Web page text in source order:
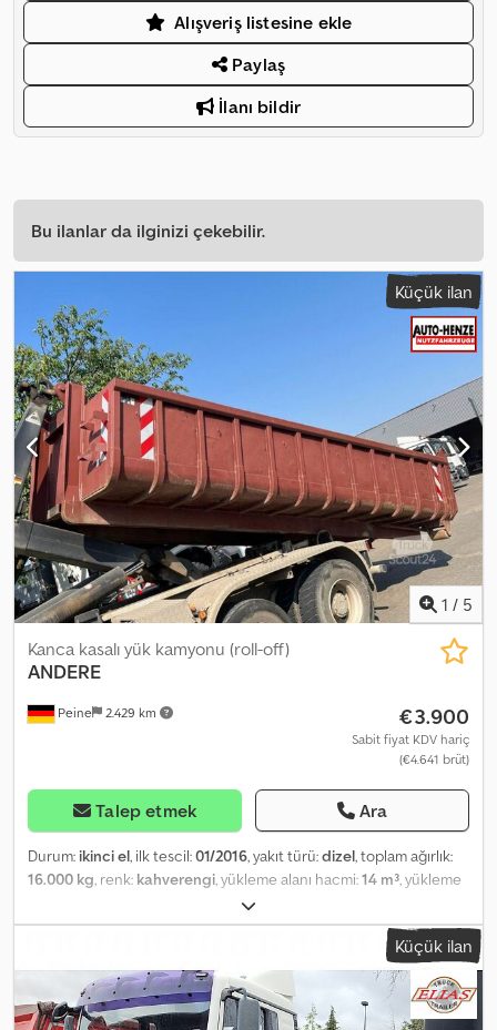
Alışveriş listesine ekle
Paylaş
İlanı bildir
Bu ilanlar da ilginizi çekebilir.
Küçük ilan
1 / 5
Peine 2.429 km
Kanca kasalı yük kamyonu (roll-off)
ANDERE
€3.900
Sabit fiyat KDV hariç
(€4.641 brüt)
Talep etmek Ara
Durum: ikinci el, ilk tescil:01/2016, yakıt türü:dizel, toplam ağırlık:
16.000 kg , renk: kahverengi , yükleme alanı hacmi:14 m³ , yükleme
, yükleme alanı genişliği:
yükleme alanı yüksekliği:1.000 mm, Üretim yılı:2016, ----Yapı:
Hüllenkremer konteyner üretimi, çelikten yapılmış, S 35 QWX
tipinde, yaklaşık 14,1 m³ kapasiteli, arka kapaklı (hareketli ve aşağı
doğru katlanabilir, böylece rampa olarak kullanılabilir) konteyner.
Üretim yılı 2016. Chodpfx Adszqwukjioa Sadece ticari işletmelere
Küçük ilan